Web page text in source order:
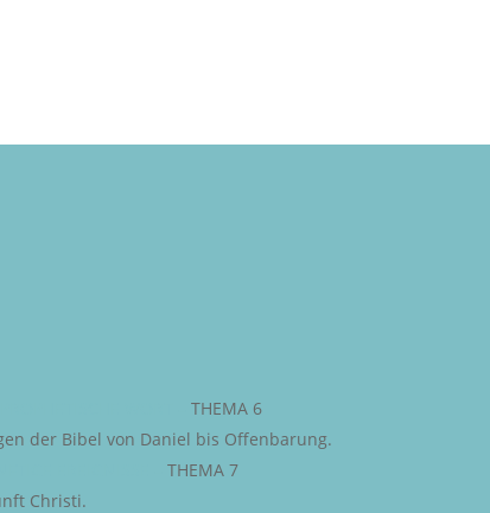
THEMA 6
der Bibel von Daniel bis Offenbarung.
THEMA 7
Christi.